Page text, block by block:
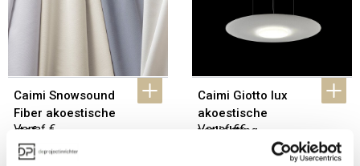
Caimi Snowsound
Fiber akoestische
stof
Vanaf €
Caimi Giotto lux
akoestische
verlichting
Vanaf €€